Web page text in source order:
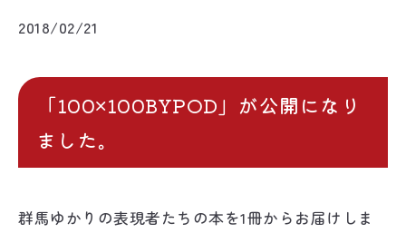
2018/02/21
「100×100BYPOD」が公開になり
ました。
群馬ゆかりの表現者たちの本を1冊からお届けしま